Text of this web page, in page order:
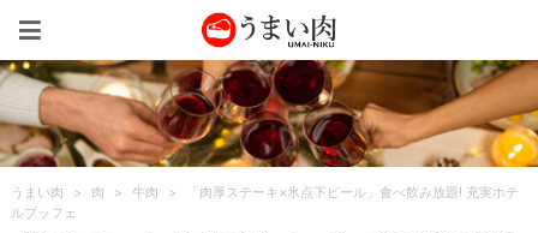
うまい肉 > 肉 > 牛肉 >
「肉厚ステーキ×氷点下ビール」食べ飲み放題! 充実ホテ
ルブッフェ